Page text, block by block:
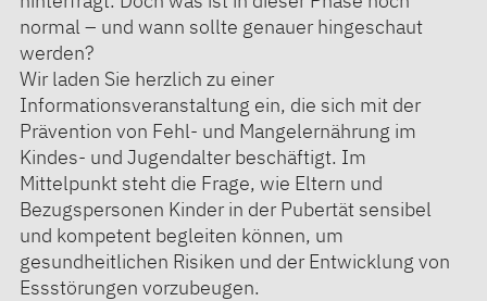
normal – und wann sollte genauer hingeschaut
werden?
Wir laden Sie herzlich zu einer
Informationsveranstaltung ein, die sich mit der
Prävention von Fehl- und Mangelernährung im
Kindes- und Jugendalter beschäftigt. Im
Mittelpunkt steht die Frage, wie Eltern und
Bezugspersonen Kinder in der Pubertät sensibel
und kompetent begleiten können, um
gesundheitlichen Risiken und der Entwicklung von
Essstörungen vorzubeugen.